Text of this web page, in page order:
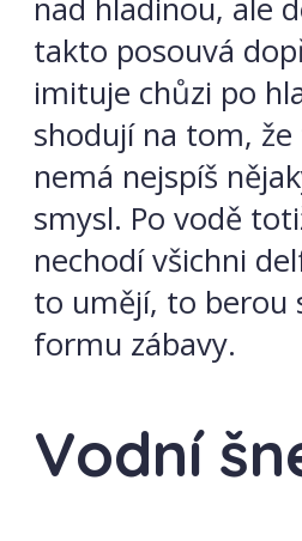
nad hladinou, ale
takto posouvá
imituje chůzi po
shodují na tom,
nemá nejspíš
smysl. Po vodě
nechodí všichni
to umějí, to berou
formu zábavy.
Vodní